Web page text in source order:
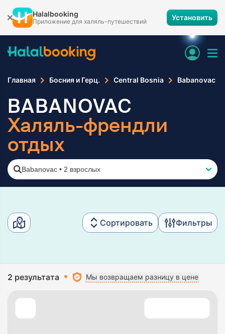
Halalbooking
Приложение для халяль-путешествий Установить
Главная Босния и Герц. Central Bosnia Babanovac
BABANOVAC
Халяль-френдли
отдых
Babanovac • 2 взрослых
Сортировать Фильтры
2 результата Мы возвращаем разницу в цене